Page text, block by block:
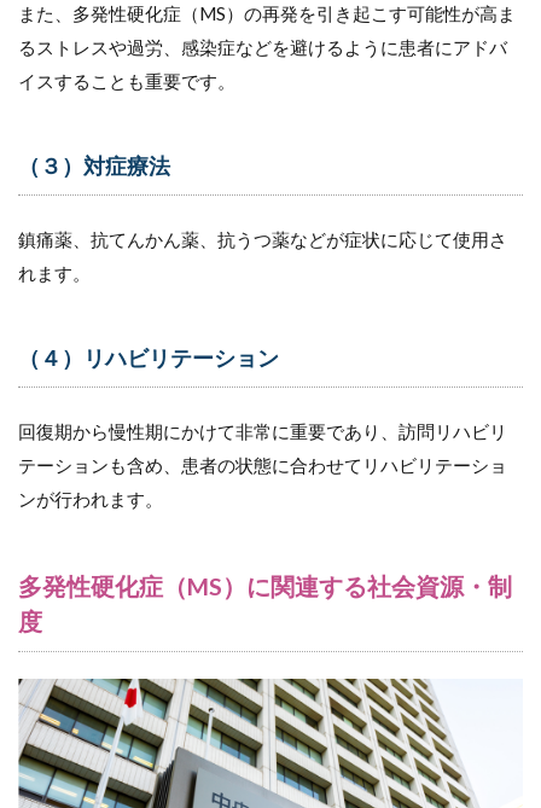
また、多発性硬化症（MS）の再発を引き起こす可能性が高ま
るストレスや過労、感染症などを避けるように患者にアドバ
イスすることも重要です。
（３）対症療法
鎮痛薬、抗てんかん薬、抗うつ薬などが症状に応じて使用さ
れます。
（４）リハビリテーション
回復期から慢性期にかけて非常に重要であり、訪問リハビリ
テーションも含め、患者の状態に合わせてリハビリテーショ
ンが行われます。
多発性硬化症（MS）に関連する社会資源・制
度